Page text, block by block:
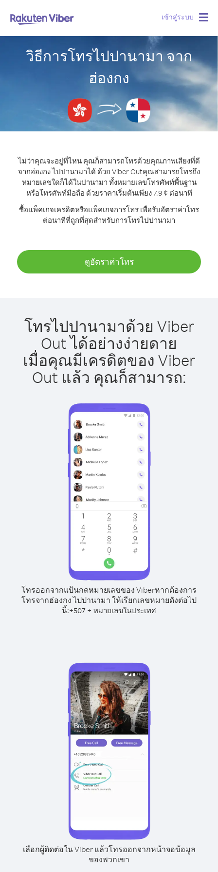
เข้าสู่ระบบ
วิธีการโทรไปปานามา จาก
ฮ่องกง
ไม่ว่าคุณจะอยู่ที่ไหน คุณก็สามารถโทรด้วยคุณภาพเสียงที่ดี
จากฮ่องกง ไปปานามาได้ ด้วย Viber Outคุณสามารถโทรถึง
หมายเลขใดก็ได้ในปานามา ทั้งหมายเลขโทรศัพท์พื้นฐาน
หรือโทรศัพท์มือถือ ด้วยราคาเริ่มต้นเพียง 7.9 ¢ ต่อนาที
ซื้อแพ็คเกจเครดิตหรือแพ็คเกจการโทร เพื่อรับอัตราค่าโทร
ต่อนาทีที่ถูกที่สุดสำหรับการโทรไปปานามา
ดูอัตราค่าโทร
โทรไปปานามาด้วย Viber
Out ได้อย่างง่ายดาย
เมื่อคุณมีเครดิตของ Viber
Out แล้ว คุณก็สามารถ:
โทรออกจากแป้นกดหมายเลขของ Viberหากต้องการ
โทรจากฮ่องกง ไปปานามา ให้เรียกเลขหมายดังต่อไป
นี้:+507 + หมายเลขในประเทศ
เลือกผู้ติดต่อใน Viber แล้วโทรออกจากหน้าจอข้อมูล
ของพวกเขา